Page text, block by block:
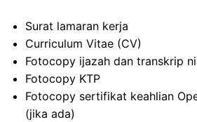
Surat lamaran kerja
Curriculum Vitae (CV)
Fotocopy ijazah dan transkrip
Fotocopy KTP
Fotocopy sertifikat keahlian
(jika ada)